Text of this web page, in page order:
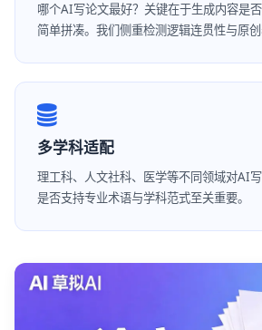
哪个AI写论文最好？关键在于生成内容是
简单拼凑。我们侧重检测逻辑连贯性与原创
多学科适配
理工科、人文社科、医学等不同领域对AI
是否支持专业术语与学科范式至关重要。